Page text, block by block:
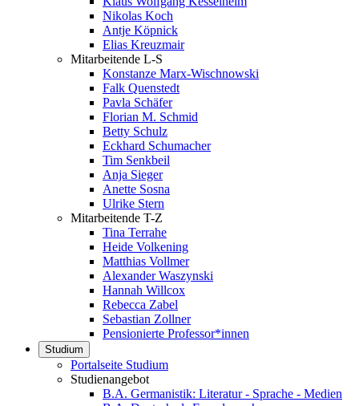
Nikolas Koch
Antje Köpnick
Elias Kreuzmair
Mitarbeitende L-S
Konstanze Marx-Wischnowski
Falk Quenstedt
Pavla Schäfer
Florian M. Schmid
Betty Schulz
Eckhard Schumacher
Tim Senkbeil
Anja Sieger
Anette Sosna
Ulrike Stern
Mitarbeitende T-Z
Tina Terrahe
Heide Volkening
Matthias Vollmer
Alexander Waszynski
Hannah Willcox
Rebecca Zabel
Sebastian Zollner
Pensionierte Professor*innen
Studium
Portalseite Studium
Studienangebot
B.A. Germanistik: Literatur - Sprache - Medien